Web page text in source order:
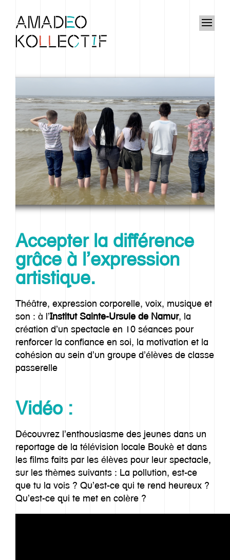
Accepter la différence
grâce à l’expression
artistique.
Théâtre, expression corporelle, voix, musique et
son : à l’Institut Sainte-Ursule de Namur, la
création d’un spectacle en 10 séances pour
renforcer la confiance en soi, la motivation et la
cohésion au sein d’un groupe d’élèves de classe
passerelle
Vidéo :
Découvrez l’enthousiasme des jeunes dans un
reportage de la télévision locale Boukè et dans
les films faits par les élèves pour leur spectacle,
sur les thèmes suivants : La pollution, est-ce
que tu la vois ? Qu’est-ce qui te rend heureux ?
Qu’est-ce qui te met en colère ?